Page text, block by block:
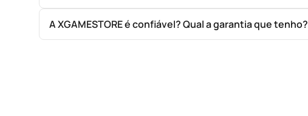
A XGAMESTORE é confiável? Qual a garantia que tenho?